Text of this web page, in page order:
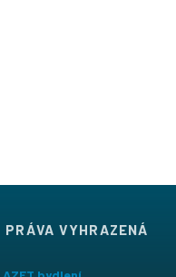
PRÁVA VYHRAZENÁ